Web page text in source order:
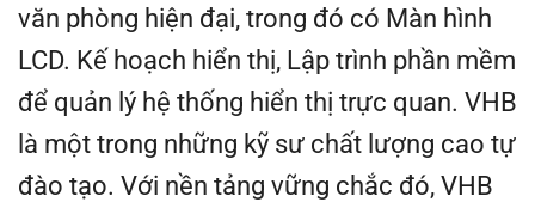
văn phòng hiện đại, trong đó có Màn hình
LCD. Kế hoạch hiển thị, Lập trình phần mềm
để quản lý hệ thống hiển thị trực quan. VHB
là một trong những kỹ sư chất lượng cao tự
đào tạo. Với nền tảng vững chắc đó, VHB